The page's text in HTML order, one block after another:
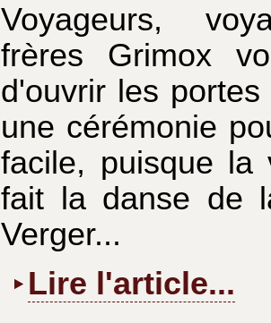
Voyageurs,
frères Grimox
d'ouvrir les
une cérémonie
facile, puisque la
fait la danse de
Verger...
Lire l'article...